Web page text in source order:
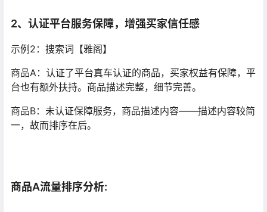
2、认证平台服务保障，增强买家信任感
示例2：搜索词【雅阁】
商品A：认证了平台真车认证的商品，买家权益有保障，平
台也有额外扶持。商品描述完整，细节完善。
商品B：未认证保障服务，商品描述内容——描述内容较简
一，故而排序在后。
商品A流量排序分析: